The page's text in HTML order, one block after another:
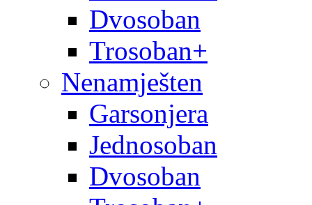
Dvosoban
Trosoban+
Nenamješten
Garsonjera
Jednosoban
Dvosoban